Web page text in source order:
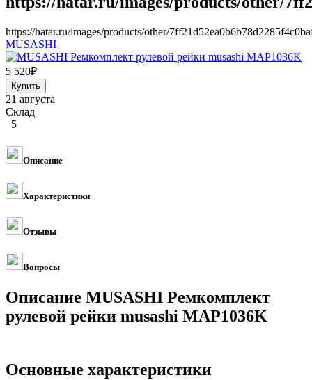
https://hatar.ru/images/products/other/
MUSASHI
5 520₽
21 августа
Склад
5
Описание
Характеристики
Отзывы
Вопросы
Описание MUSASHI Ремкомплект
рулевой рейки musashi MAP1036K
Основные характеристики